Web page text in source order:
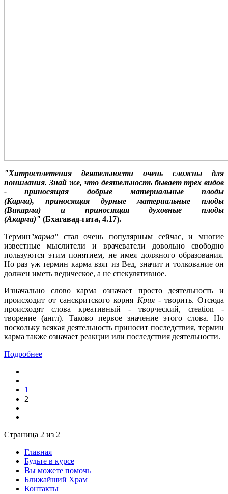
"Хитросплетения деятельности очень сложны для
понимания. Знай же, что деятельность бывает трех видов
- приносящая добрые материальные плоды
(Карма), приносящая дурные материальные плоды
(Викарма) и приносящая духовные плоды
(Акарма)" (Бхагавад-гита, 4.17).
Термин"карма" стал очень популярным сейчас, и многие
известные мыслители и врачеватели довольно свободно
пользуются этим понятием, не имея должного образования.
Но раз уж термин карма взят из Вед, значит и толкование он
должен иметь ведическое, а не спекулятивное.
Изначально слово карма означает просто деятельность и
происходит от санскритского корня Крия- творить. Отсюда
происходят слова креативный - творческий, creation -
творение (англ). Таково первое значение этого слова. Но
поскольку всякая деятельность приносит последствия, термин
карма также означает реакции или последствия деятельности.
Подробнее
1
2
Страница 2 из 2
Главная
Будьте в курсе
Вы можете помочь
Ближайший Храм
Контакты